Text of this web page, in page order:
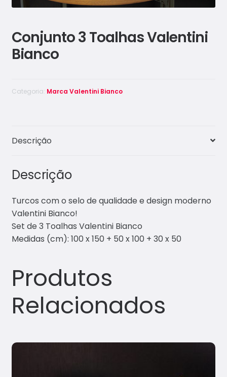
Conjunto 3 Toalhas Valentini
Bianco
Categoria: Marca Valentini Bianco
Descrição
Descrição
Turcos com o selo de qualidade e design moderno
Valentini Bianco!
Set de 3 Toalhas Valentini Bianco
Medidas (cm): 100 x 150 + 50 x 100 + 30 x 50
Produtos
Relacionados